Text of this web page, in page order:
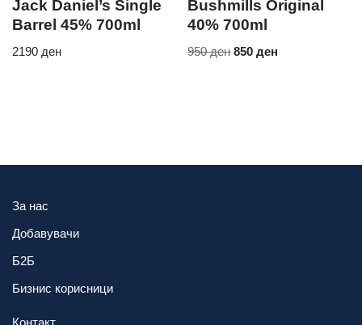
Jack Daniel’s Single
Barrel 45% 700ml
2190 ден
Bushmills Original
40% 700ml
950ден 850ден
За нас
Добавувачи
Б2Б
Бизнис корисници
Контакт